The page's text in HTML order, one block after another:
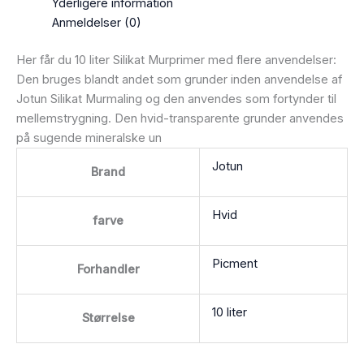
Yderligere information
Anmeldelser (0)
Her får du 10 liter Silikat Murprimer med flere anvendelser:
Den bruges blandt andet som grunder inden anvendelse af
Jotun Silikat Murmaling og den anvendes som fortynder til
mellemstrygning. Den hvid-transparente grunder anvendes
på sugende mineralske un
Brand Jotun
farve Hvid
Forhandler Picment
Størrelse 10 liter